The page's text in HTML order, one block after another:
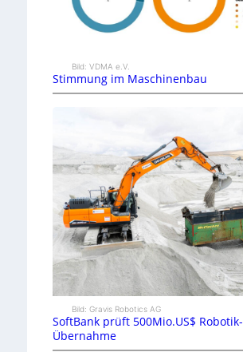
Bild: VDMA e.V.
Stimmung im Maschinenbau
Bild: Gravis Robotics AG
SoftBank prüft 500Mio.US$ Robotik-
Übernahme